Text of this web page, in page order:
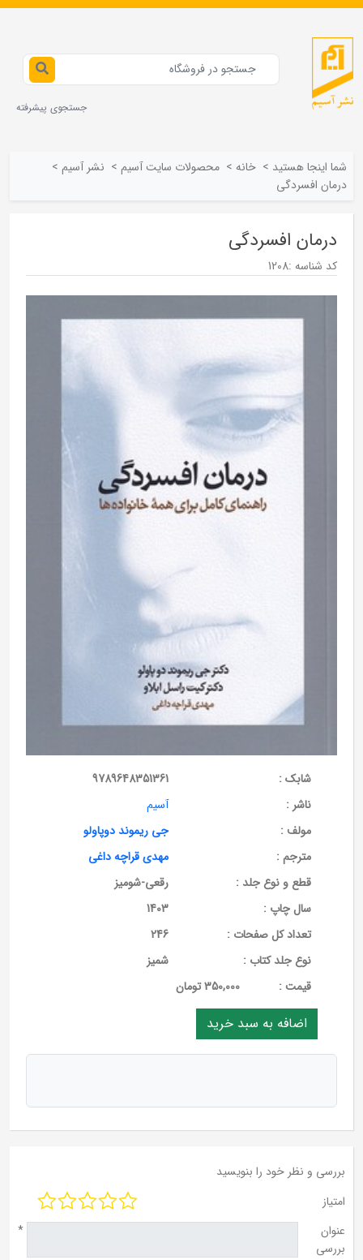
جستجوی پیشرفته
شما اینجا هستید > خانه > محصولات سايت آسيم > نشر آسيم >
درمان افسردگی
درمان افسردگی
کد شناسه :1208
شابک :
9789648351361
ناشر :
آسیم
مولف :
جی ریموند دوپاولو
مترجم :
مهدی قراچه داغی
قطع و نوع جلد :
رقعی-شومیز
سال چاپ :
1403
تعداد کل صفحات :
246
نوع جلد کتاب :
شمیز
قيمت :
350,000 تومان
بررسی و نظر خود را بنویسید
امتیاز
عنوان
بررسی
*